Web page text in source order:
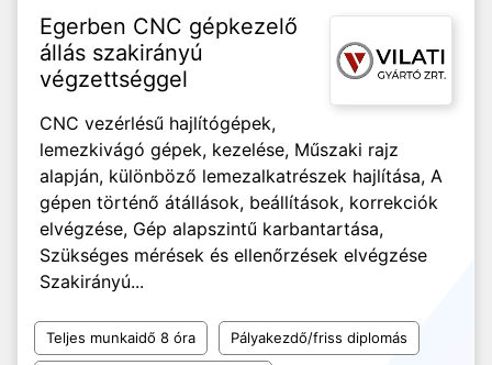
Egerben CNC gépkezelő
állás szakirányú
végzettséggel
CNC vezérlésű hajlítógépek,
lemezkivágó gépek, kezelése, Műszaki rajz
alapján, különböző lemezalkatrészek hajlítása, A
gépen történő átállások, beállítások, korrekciók
elvégzése, Gép alapszintű karbantartása,
Szükséges mérések és ellenőrzések elvégzése
Szakirányú...
Teljes munkaidő 8 óra Pályakezdő/friss diplomás